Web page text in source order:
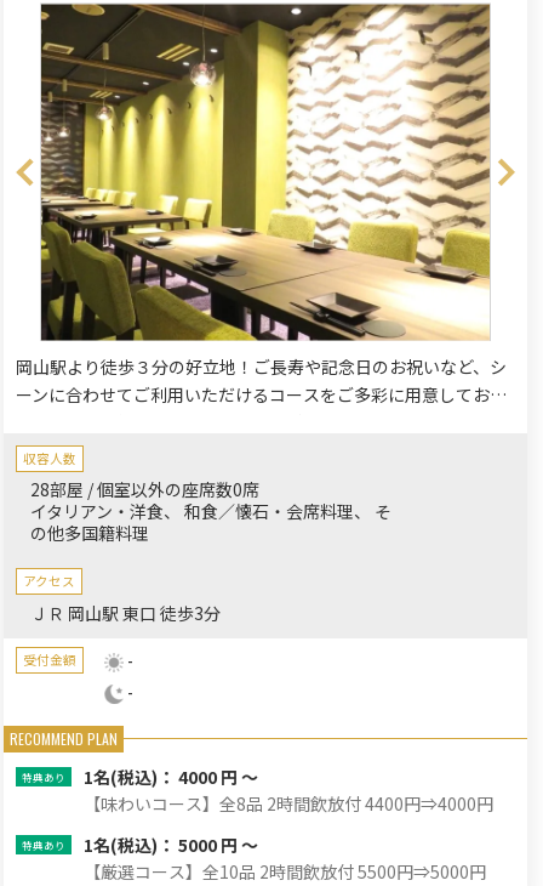
岡山駅より徒歩３分の好立地！ご長寿や記念日のお祝いなど、シ
ーンに合わせてご利用いただけるコースをご多彩に用意しており
ち着いたプライベートな個室空間で周りを気にすることなくごゆ
るりとお過ごしください。
収容人数
28部屋 / 個室以外の座席数0席
イタリアン・洋食
和食／懐石・会席料理
そ
の他多国籍料理
アクセス
ＪＲ 岡山駅 東口 徒歩3分
受付金額
-
-
1名(税込)： 4000 円 ～
【味わいコース】全8品 2時間飲放付 4400円⇒4000円
1名(税込)： 5000 円 ～
【厳選コース】全10品 2時間飲放付 5500円⇒5000円